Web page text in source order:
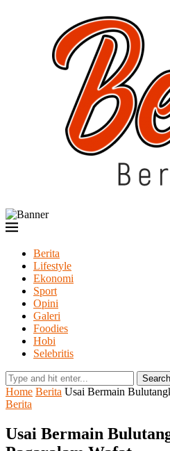
Berita
Lifestyle
Ekonomi
Sport
Opini
Galeri
Foodies
Hobi
Selebritis
Search
Home Berita Usai Bermain
Berita
Usai Bermain